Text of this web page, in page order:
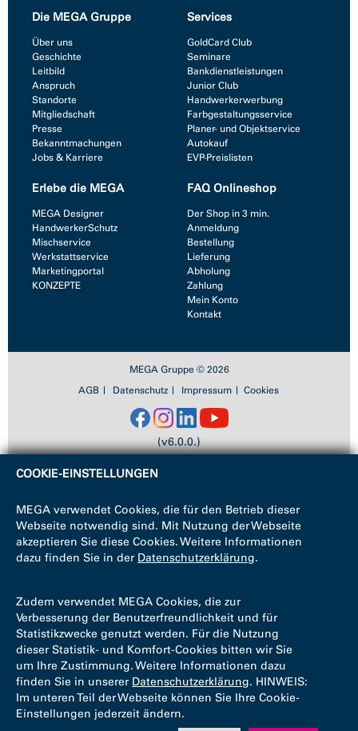
Die MEGA Gruppe
Über uns
Geschichte
Leitbild
Anspruch
Standorte
Mitgliedschaft
Presse
Bekanntmachungen
Jobs & Karriere
Services
GoldCard Club
Seminare
Bankdienstleistungen
Junior Club
Handwerkerwerbung
Farbgestaltungsservice
Planer- und Objektservice
Autokauf
EVP-Preislisten
Erlebe die MEGA
MEGA Designer
HandwerkerSchutz
Mischservice
Werkstattservice
Marketingportal
KONZEPTE
FAQ Onlineshop
Der Shop in 3 min.
Anmeldung
Bestellung
Lieferung
Abholung
Zahlung
Mein Konto
Kontakt
MEGA Gruppe © 2026
AGB
Datenschutz Impressum Cookies
(v6.0.0.)
COOKIE-EINSTELLUNGEN
MEGA verwendet Cookies, die für den Betrieb dieser
Webseite notwendig sind. Mit Nutzung der Webseite
akzeptieren Sie diese Cookies. Weitere Informationen
dazu finden Sie in der Datenschutzerklärung.
Zudem verwendet MEGA Cookies, die zur
Verbesserung der Benutzerfreundlichkeit und für
Statistikzwecke genutzt werden. Für die Nutzung
dieser Statistik- und Komfort-Cookies bitten wir Sie
um Ihre Zustimmung. Weitere Informationen dazu
finden Sie in unserer Datenschutzerklärung. HINWEIS:
Im unteren Teil der Webseite können Sie Ihre Cookie-
Einstellungen jederzeit ändern.